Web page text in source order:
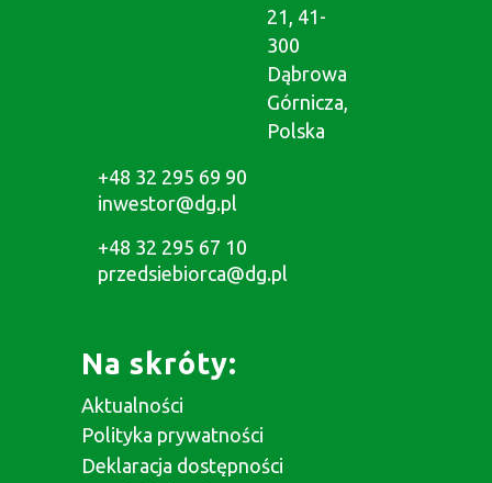
21, 41-
300
Dąbrowa
Górnicza,
Polska
+48 32 295 69 90
inwestor@dg.pl
+48 32 295 67 10
przedsiebiorca@dg.pl
Na skróty:
Aktualności
Polityka prywatności
Deklaracja dostępności